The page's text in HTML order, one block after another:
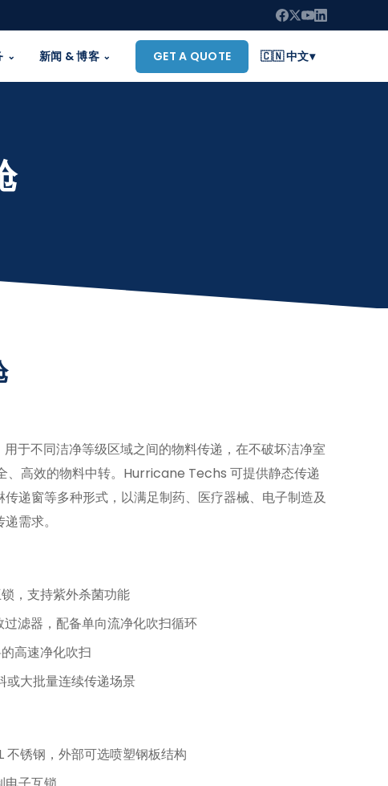
⌄ 新闻 & 博客 ⌄ GET A QUOTE 🇨🇳 中文▾
于不同洁净等级区域之间的物料传递，在不破坏洁净室
、高效的物料中转。Hurricane Techs 可提供静态传递
递窗等多种形式，以满足制药、医疗器械、电子制造及
需求。
，支持紫外杀菌功能
过滤器，配备单向流净化吹扫循环
高速净化吹扫
或大批量连续传递场景
不锈钢，外部可选喷塑钢板结构